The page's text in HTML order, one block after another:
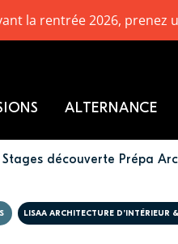
Stages découverte Prépa
LISAA ARCHITECTURE D’INTÉRIEUR
ALTERNANCE
la rentrée 2026, prenez